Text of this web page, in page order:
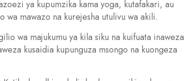
ya kupumzika kama yoga, kutafakari, au
wa mawazo na kurejesha utulivu wa akili.
wa majukumu ya kila siku na kuifuata inaweza
kusaidia kupunguza msongo na kuongeza